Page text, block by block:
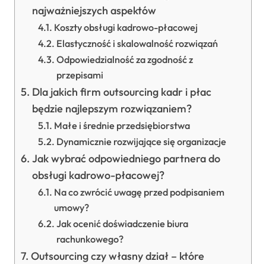
najważniejszych aspektów
Koszty obsługi kadrowo-płacowej
Elastyczność i skalowalność rozwiązań
Odpowiedzialność za zgodność z
przepisami
Dla jakich firm outsourcing kadr i płac
będzie najlepszym rozwiązaniem?
Małe i średnie przedsiębiorstwa
Dynamicznie rozwijające się organizacje
Jak wybrać odpowiedniego partnera do
obsługi kadrowo-płacowej?
Na co zwrócić uwagę przed podpisaniem
umowy?
Jak ocenić doświadczenie biura
rachunkowego?
Outsourcing czy własny dział – które